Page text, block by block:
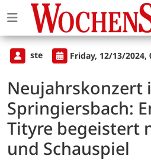
ste Friday, 12/13/2024,
Neujahrskonzert
Springiersbach:
Tityre begeistert
und Schauspiel